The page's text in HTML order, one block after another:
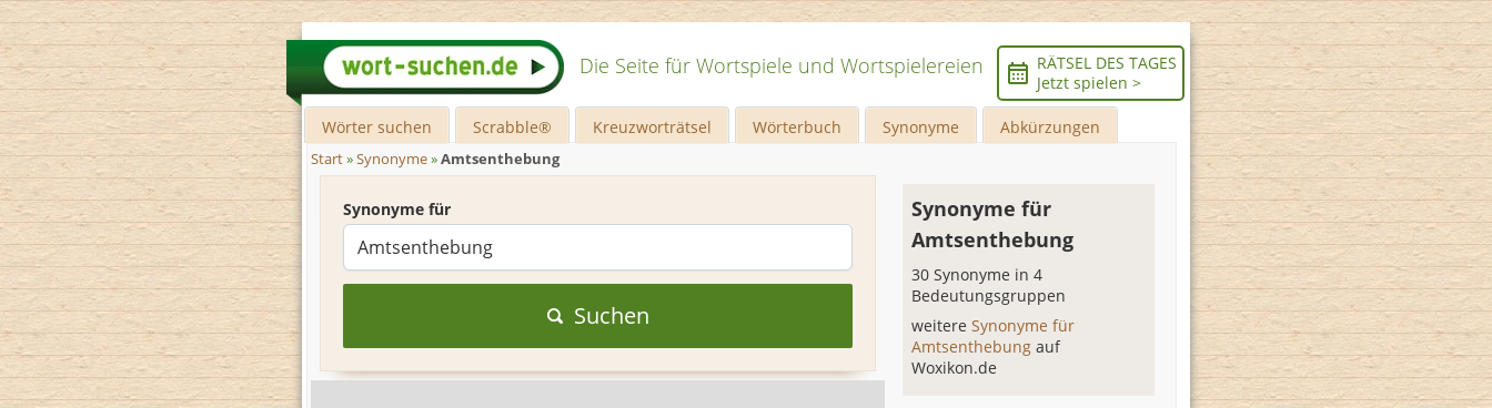
Die Seite für Wortspiele und Wortspielereien
RÄTSEL DES TAGES
Jetzt spielen >
Wörter suchen Scrabble® Kreuzworträtsel Wörterbuch Synonyme Abkürzungen
Start»Synonyme»Amtsenthebung
Synonyme für
Suchen
Synonyme für
Amtsenthebung
30 Synonyme in 4
Bedeutungsgruppen
weitereSynonyme für
Amtsenthebungauf
Woxikon.de